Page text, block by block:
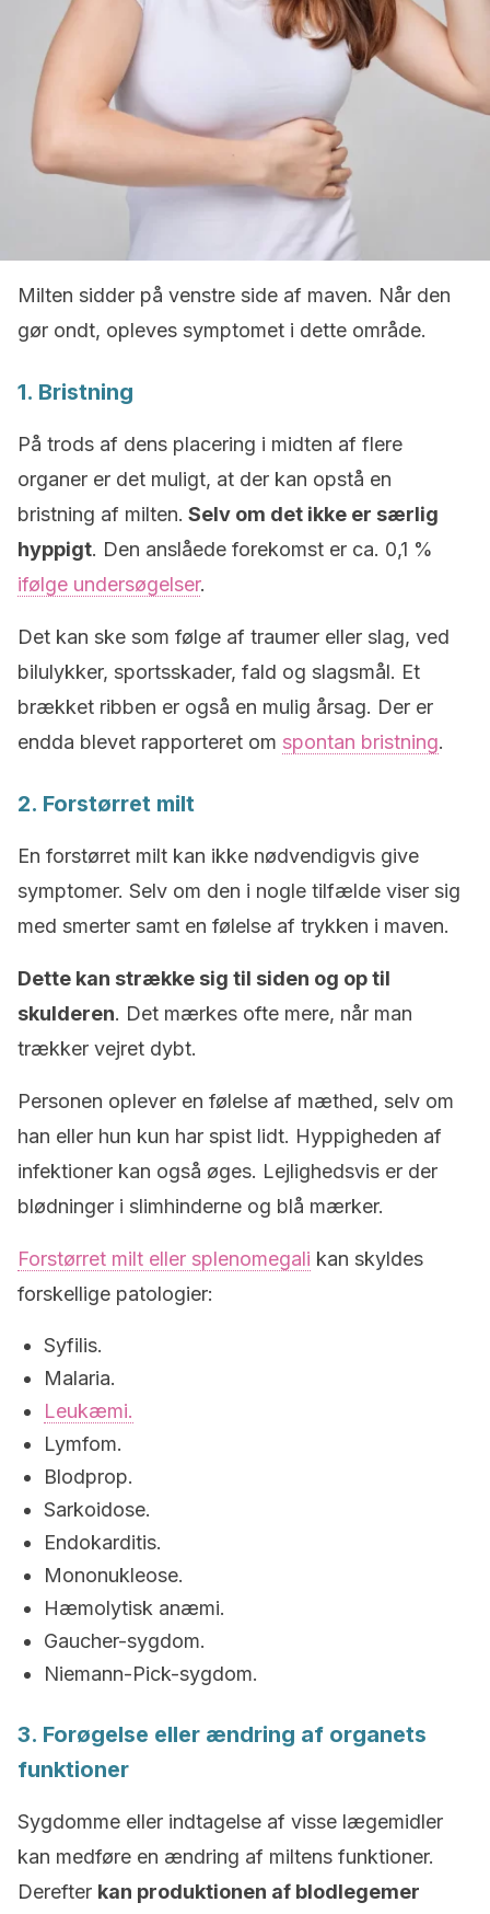
Milten sidder på venstre side af maven. Når den
gør ondt, opleves symptomet i dette område.
1. Bristning
På trods af dens placering i midten af flere
organer er det muligt, at der kan opstå en
bristning af milten. Selv om det ikke er særlig
hyppigt. Den anslåede forekomst er ca. 0,1 %
ifølge undersøgelser.
Det kan ske som følge af traumer eller slag, ved
bilulykker, sportsskader, fald og slagsmål. Et
brækket ribben er også en mulig årsag. Der er
endda blevet rapporteret om spontan bristning.
2. Forstørret milt
En forstørret milt kan ikke nødvendigvis give
symptomer. Selv om den i nogle tilfælde viser sig
med smerter samt en følelse af trykken i maven.
Dette kan strække sig til siden og op til
skulderen. Det mærkes ofte mere, når man
trækker vejret dybt.
Personen oplever en følelse af mæthed, selv om
han eller hun kun har spist lidt. Hyppigheden af
infektioner kan også øges. Lejlighedsvis er der
blødninger i slimhinderne og blå mærker.
Forstørret milt eller splenomegali kan skyldes
forskellige patologier:
Syfilis.
Malaria.
Leukæmi.
Lymfom.
Blodprop.
Sarkoidose.
Endokarditis.
Mononukleose.
Hæmolytisk anæmi.
Gaucher-sygdom.
Niemann-Pick-sygdom.
3. Forøgelse eller ændring af organets
funktioner
Sygdomme eller indtagelse af visse lægemidler
kan medføre en ændring af miltens funktioner.
Derefter kan produktionen af blodlegemer